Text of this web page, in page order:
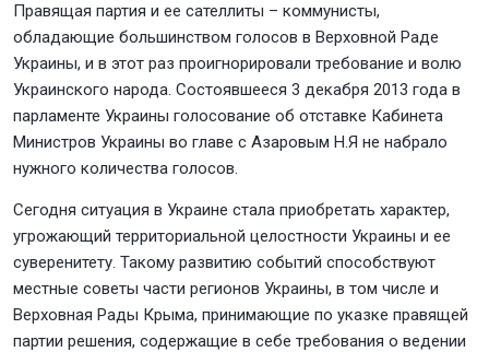
Правящая партия и ее сателлиты – коммунисты,
обладающие большинством голосов в Верховной Раде
Украины, и в этот раз проигнорировали требование и волю
Украинского народа. Состоявшееся 3 декабря 2013 года в
парламенте Украины голосование об отставке Кабинета
Министров Украины во главе с Азаровым Н.Я не набрало
нужного количества голосов.
Сегодня ситуация в Украине стала приобретать характер,
угрожающий территориальной целостности Украины и ее
суверенитету. Такому развитию событий способствуют
местные советы части регионов Украины, в том числе и
Верховная Рады Крыма, принимающие по указке правящей
партии решения, содержащие в себе требования о ведении